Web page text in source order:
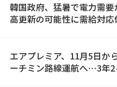
韓国政府、猛暑で電力需要
高更新の可能性に需給対応
エアプレミア、11月5日か
ーチミン路線運航へ…3年2